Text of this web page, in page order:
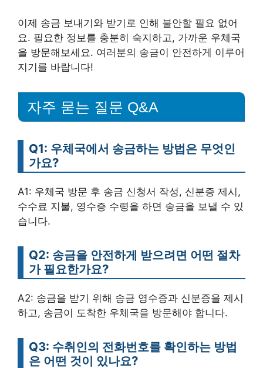
이제 송금 보내기와 받기로 인해 불안할 필요 없어
요. 필요한 정보를 충분히 숙지하고, 가까운 우체국
을 방문해보세요. 여러분의 송금이 안전하게 이루어
지기를 바랍니다!
자주 묻는 질문 Q&A
Q1: 우체국에서 송금하는 방법은 무엇인
가요?
A1: 우체국 방문 후 송금 신청서 작성, 신분증 제시,
수수료 지불, 영수증 수령을 하면 송금을 보낼 수 있
습니다.
Q2: 송금을 안전하게 받으려면 어떤 절차
가 필요한가요?
A2: 송금을 받기 위해 송금 영수증과 신분증을 제시
하고, 송금이 도착한 우체국을 방문해야 합니다.
Q3: 수취인의 전화번호를 확인하는 방법
은 어떤 것이 있나요?